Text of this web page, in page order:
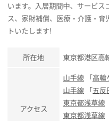
います。入居期間中、サービ
ス、家財補償、医療・介護・
トいたします!
所在地 東京都港区高
アクセス
山手線 「高輪
山手線 「五反
東京都浅草線
東京都浅草線